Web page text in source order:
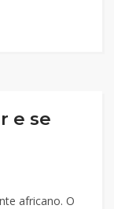
e se
africano. O